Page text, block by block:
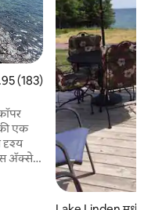
4.95 सरासरी रेटिंग, 183 रिव्ह्यूज
(183)
एक
दृश्य
ॲक्सेस